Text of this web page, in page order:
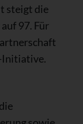
steigt die
97. Für
Initiative.